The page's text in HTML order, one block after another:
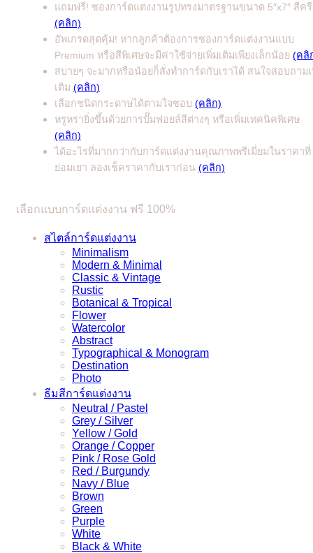
แถมฟรี! ซองการ์ดแต่งงานรูปทรงมาตรฐานขนาด 5″x7″ สีค
(คลิก)
อัพเกรดสุดคุ้ม! หากลูกค้าต้องการซองการ์ดแต่งงานแบบ
Premium หรือสีพิเศษจะมีค่าใช้จ่ายเพิ่มเติมเพียงเล็กน้อย (คลิ
สบายๆ จะมากหรือน้อยก็สั่งทำการ์ดกับเราได้ สนใจสอบถาม
เติม (คลิก)
เลือกชนิดกระดาษได้ตามใจชอบ (คลิก)
หรูหรายิ่งขึ้นด้วยการปั๊มฟอยล์สีต่างๆ หรือเพิ่มเทคนิคพิเศษ
(คลิก)
ได้อะไรที่มากกว่ากับการ์ดแต่งงานคุณภาพพรีเมี่ยมในราคาที่
ย่อมเยา ลองเช็คราคากับเราก่อน (คลิก)
เลือกแบบการ์ดแต่งงาน ฟรี 100%
สไตล์การ์ดแต่งงาน
Minimalism
Modern & Minimal
Classic & Vintage
Rustic
Botanical & Tropical
Flower
Watercolor
Abstract
Typographical & Monogram
Destination
Photo
ธีมสีการ์ดแต่งงาน
Neutral / Pastel
Grey / Silver
Yellow / Gold
Orange / Copper
Pink / Rose Gold
Red / Burgundy
Navy / Blue
Brown
Green
Purple
White
Black & White